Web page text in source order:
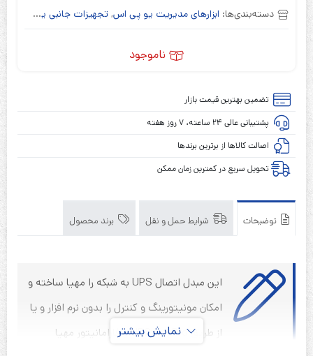
دسته‌بندی‌ها: ابزارهای مدیریت یو پی اس, تجهیزات جانبی یو پی اس
ناموجود
تضمین بهترین قیمت بازار
پشتیبانی عالی ۲۴ ساعته، ۷ روز هفته
اصالت کالاها از برترین برندها
تحویل سریع در کمترین زمان ممکن
توضیحات شرایط حمل و نقل برند محصول
این مبدل اتصال UPS به شبکه را مهیا ساخته و
امکان مونیتورینگ و کنترل را بدون نرم‏ افزار و یا
از طریقUPSwingProو فارامانیتور مهیانمایش بیشتر